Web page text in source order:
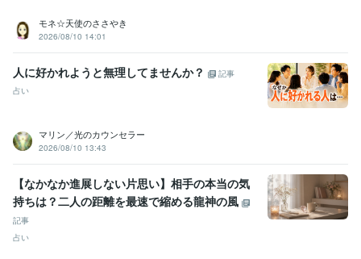
モネ☆天使のささやき
2026/08/10 14:01
人に好かれようと無理してませんか？
記事
占い
マリン／光のカウンセラー
2026/08/10 13:43
【なかなか進展しない片思い】相手の本当の気
持ちは？二人の距離を最速で縮める龍神の風
記事
占い